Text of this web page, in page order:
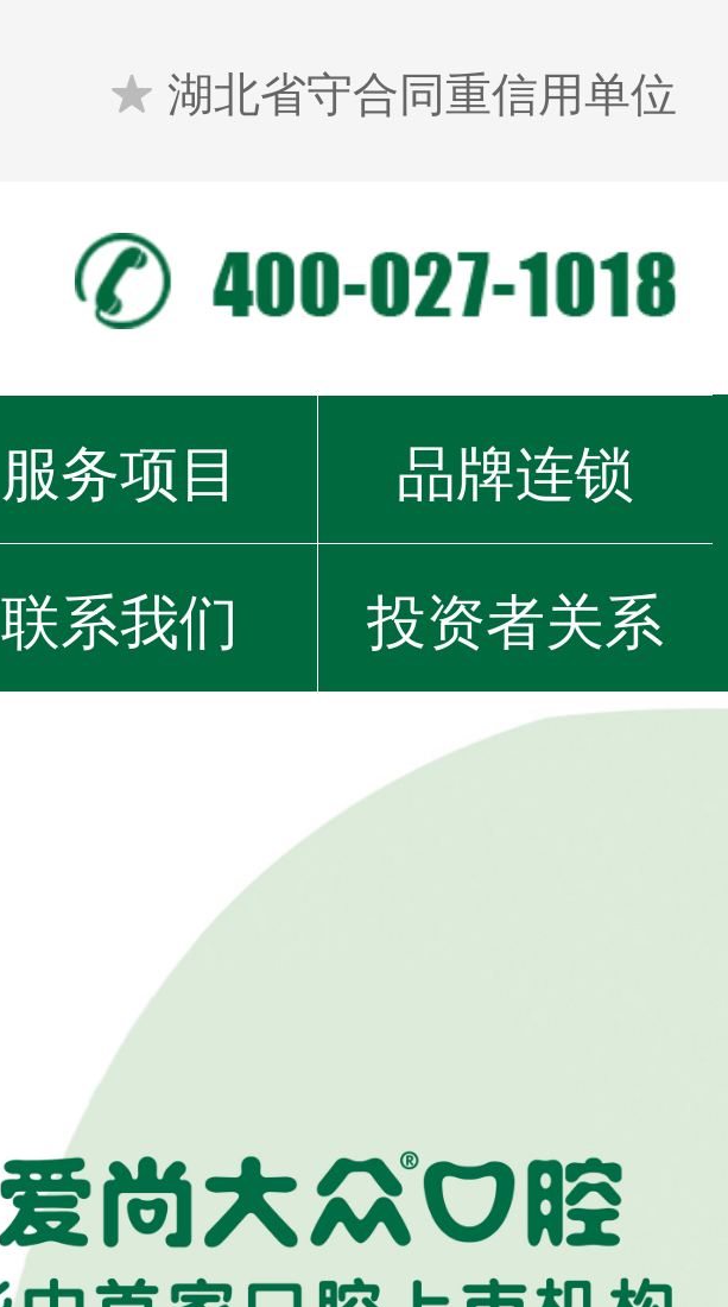
 湖北省守合同重信用单位
服务项目
品牌连锁
联系我们 投资者关系